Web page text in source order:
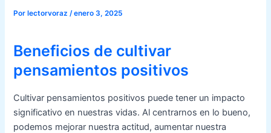
Porlectorvoraz /enero 3, 2025
Beneficios de cultivar
pensamientos positivos
Cultivar pensamientos positivos puede tener un impacto
significativo en nuestras vidas. Al centrarnos en lo bueno,
podemos mejorar nuestra actitud, aumentar nuestra